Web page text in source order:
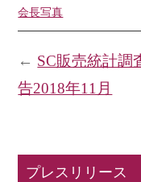
会長写真
← SC販売統計調
告2018年11月
プレスリリース